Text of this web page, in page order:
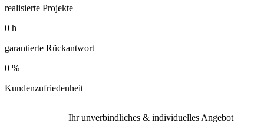
realisierte Projekte
0 h
garantierte Rückantwort
0 %
Kundenzufriedenheit
Ihr unverbindliches & individuelles Angebot